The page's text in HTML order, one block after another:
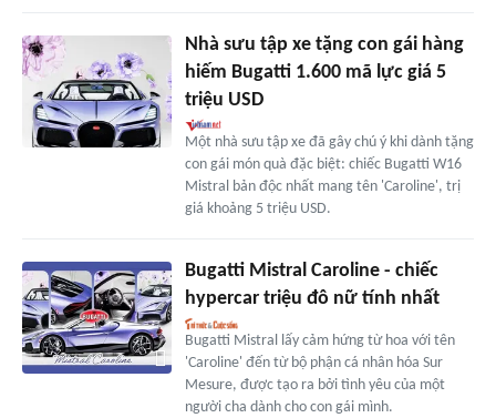
Nhà sưu tập xe tặng con gái hàng
hiếm Bugatti 1.600 mã lực giá 5
triệu USD
Một nhà sưu tập xe đã gây chú ý khi dành tặng
con gái món quà đặc biệt: chiếc Bugatti W16
Mistral bản độc nhất mang tên 'Caroline', trị
giá khoảng 5 triệu USD.
Bugatti Mistral Caroline - chiếc
hypercar triệu đô nữ tính nhất
Bugatti Mistral lấy cảm hứng từ hoa với tên
'Caroline' đến từ bộ phận cá nhân hóa Sur
Mesure, được tạo ra bởi tình yêu của một
người cha dành cho con gái mình.